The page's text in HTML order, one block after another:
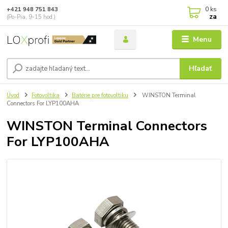
Menu
Hľadať
+421 948 751 843
(Po-Pia, 9-15 hod.)
0 ks
za
Úvod Fotovoltika Batérie pre fotovoltiku
WINSTON Terminal
Connectors For LYP100AHA
WINSTON Terminal Connectors
For LYP100AHA